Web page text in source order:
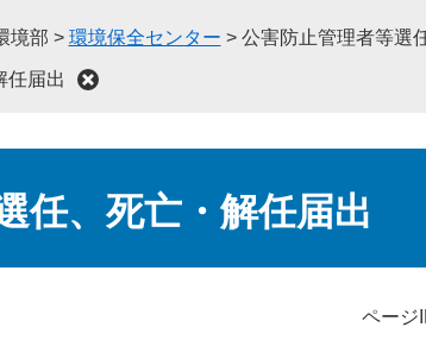
境部 > 環境保全センター > 公害防止管理者等選
任届出
任、死亡・解任届出
ページ